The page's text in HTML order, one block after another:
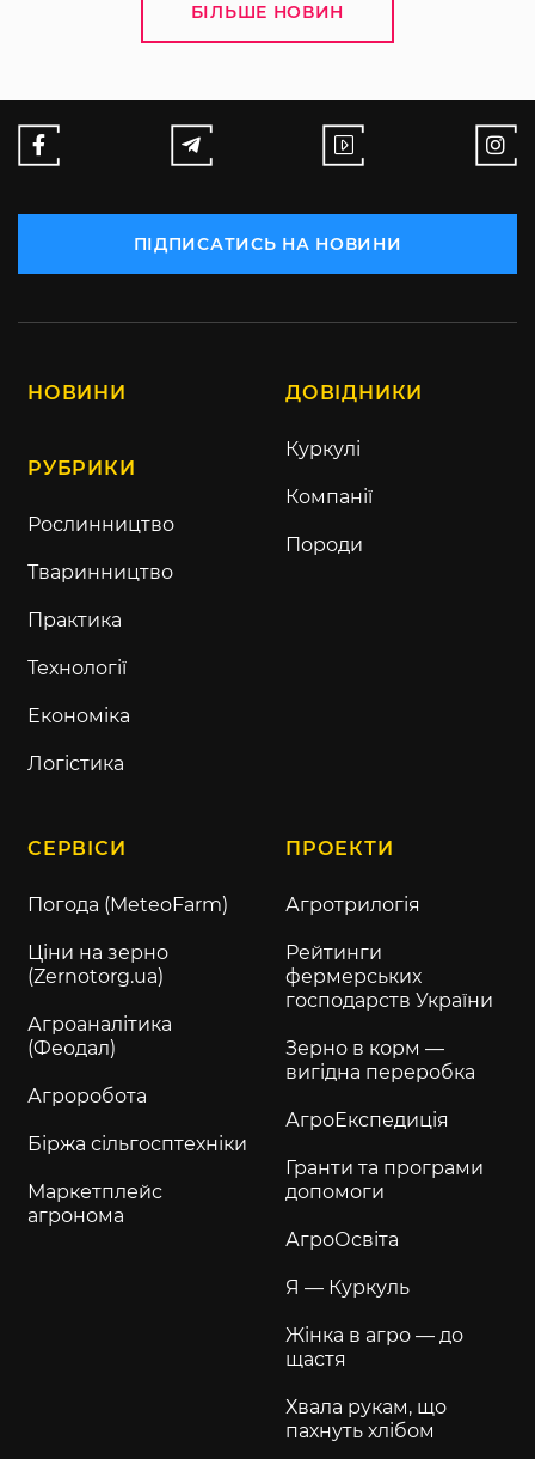
БІЛЬШЕ НОВИН
ПІДПИСАТИСЬ НА НОВИНИ
НОВИНИ
РУБРИКИ
Рослинництво
Тваринництво
Практика
Технології
Економіка
Логістика
ДОВІДНИКИ
Куркулі
Компанії
Породи
СЕРВІСИ
Погода (MeteoFarm)
Ціни на зерно
(Zernotorg.ua)
Агроаналітика
(Феодал)
Агроробота
Біржа сільгосптехніки
Маркетплейс
агронома
ПРОЕКТИ
Агротрилогія
Рейтинги
фермерських
господарств України
Зерно в корм —
вигідна переробка
АгроЕкспедиція
Гранти та програми
допомоги
АгроОсвіта
Я — Куркуль
Жінка в агро — до
щастя
Хвала рукам, що
пахнуть хлібом